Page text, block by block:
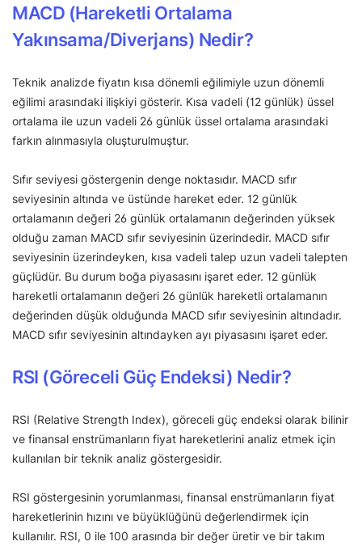
MACD (Hareketli Ortalama
Yakınsama/Diverjans) Nedir?
Teknik analizde fiyatın kısa dönemli eğilimiyle uzun dönemli
eğilimi arasındaki ilişkiyi gösterir. Kısa vadeli (12 günlük) üssel
ortalama ile uzun vadeli 26 günlük üssel ortalama arasındaki
farkın alınmasıyla oluşturulmuştur.
Sıfır seviyesi göstergenin denge noktasıdır. MACD sıfır
seviyesinin altında ve üstünde hareket eder. 12 günlük
ortalamanın değeri 26 günlük ortalamanın değerinden yüksek
olduğu zaman MACD sıfır seviyesinin üzerindedir. MACD sıfır
seviyesinin üzerindeyken, kısa vadeli talep uzun vadeli talepten
güçlüdür. Bu durum boğa piyasasını işaret eder. 12 günlük
hareketli ortalamanın değeri 26 günlük hareketli ortalamanın
değerinden düşük olduğunda MACD sıfır seviyesinin altındadır.
MACD sıfır seviyesinin altındayken ayı piyasasını işaret eder.
RSI (Göreceli Güç Endeksi) Nedir?
RSI (Relative Strength Index), göreceli güç endeksi olarak bilinir
ve finansal enstrümanların fiyat hareketlerini analiz etmek için
kullanılan bir teknik analiz göstergesidir.
RSI göstergesinin yorumlanması, finansal enstrümanların fiyat
hareketlerinin hızını ve büyüklüğünü değerlendirmek için
kullanılır. RSI, 0 ile 100 arasında bir değer üretir ve bir takım